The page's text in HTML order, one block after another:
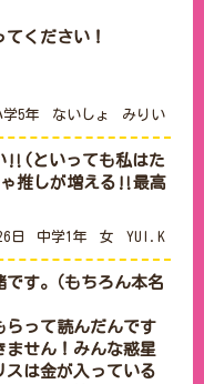
ください！
学5年 ないしょ みりい
‼︎(といっても私はた
推しが増える‼︎最高
日 中学1年 女 YUI.K
す｡（もちろん本名
らって読んだんです
ません！みんな惑星
スは金が入っている